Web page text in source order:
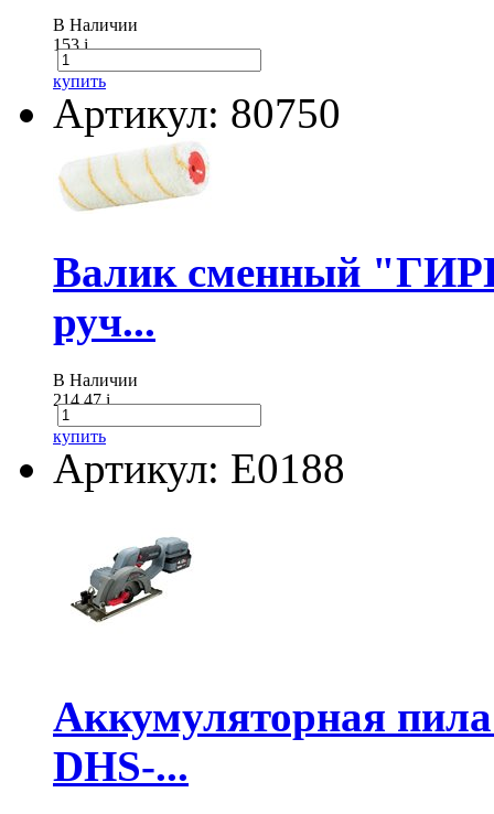
В Наличии
153i
купить
Артикул: 80750
Валик сменный
руч...
В Наличии
214.47i
купить
Артикул: E0188
Аккумуляторная
DHS-...